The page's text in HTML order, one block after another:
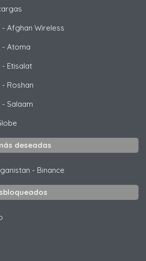
- Afghan Wireless
- Atoma
- Etisalat
- Roshan
- Salaam
deseadas
- Binance